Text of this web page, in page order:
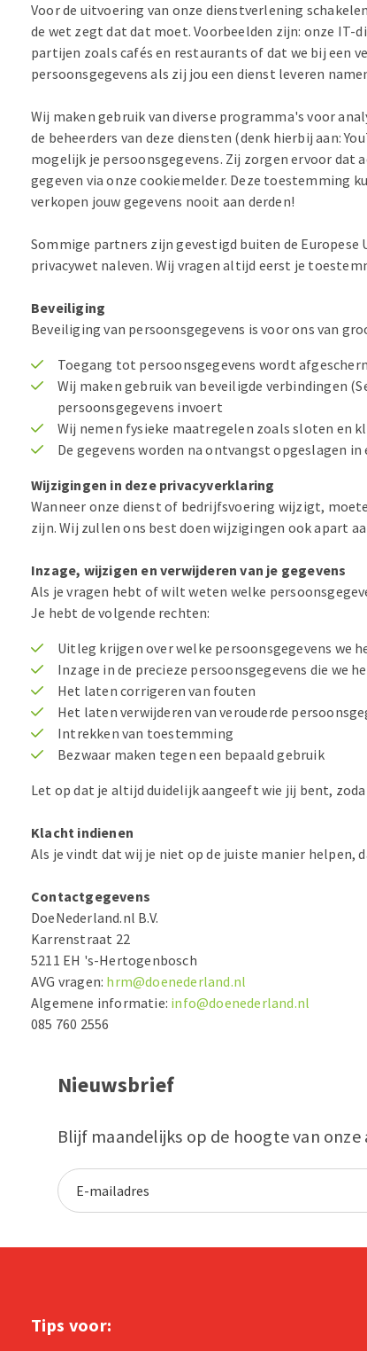
Voor de uitvoering van onze dienstverlening
de wet zegt dat dat moet. Voorbeelden zijn: onze
partijen zoals cafés en restaurants of dat we bij een
persoonsgegevens als zij jou een dienst leveren
Wij maken gebruik van diverse programma's voor
de beheerders van deze diensten (denk hierbij aan:
mogelijk je persoonsgegevens. Zij zorgen ervoor
gegeven via onze cookiemelder. Deze toestemming
verkopen jouw gegevens nooit aan derden!
Sommige partners zijn gevestigd buiten de Europese
privacywet naleven. Wij vragen altijd eerst je
Beveiliging
Beveiliging van persoonsgegevens is voor ons van
Toegang tot persoonsgegevens wordt
Wij maken gebruik van beveiligde verbindingen
persoonsgegevens invoert
Wij nemen fysieke maatregelen zoals sloten en
De gegevens worden na ontvangst opgeslagen
Wijzigingen in deze privacyverklaring
Wanneer onze dienst of bedrijfsvoering wijzigt,
zijn. Wij zullen ons best doen wijzigingen ook apart
Inzage, wijzigen en verwijderen van je gegevens
Als je vragen hebt of wilt weten welke
Je hebt de volgende rechten:
Uitleg krijgen over welke persoonsgegevens we
Inzage in de precieze persoonsgegevens die we
Het laten corrigeren van fouten
Het laten verwijderen van verouderde
Intrekken van toestemming
Bezwaar maken tegen een bepaald gebruik
Let op dat je altijd duidelijk aangeeft wie jij bent,
Klacht indienen
Als je vindt dat wij je niet op de juiste manier helpen,
Contactgegevens
DoeNederland.nl B.V.
Karrenstraat 22
5211 EH 's-Hertogenbosch
AVG vragen: hrm@doenederland.nl
Algemene informatie: info@doenederland.nl
085 760 2556
Nieuwsbrief
Blijf maandelijks op de hoogte van
Tips voor: